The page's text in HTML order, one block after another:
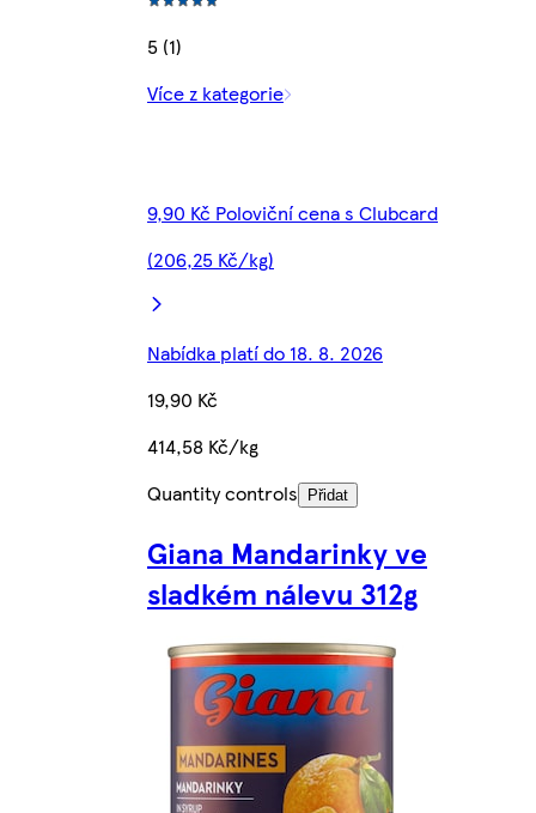
5 (1)
Více z kategorie
9,90 Kč Poloviční cena s Clubcard
(206,25 Kč/kg)
Nabídka platí do 18. 8. 2026
19,90 Kč
414,58 Kč/kg
Quantity controls
Přidat
Giana Mandarinky ve
sladkém nálevu 312g